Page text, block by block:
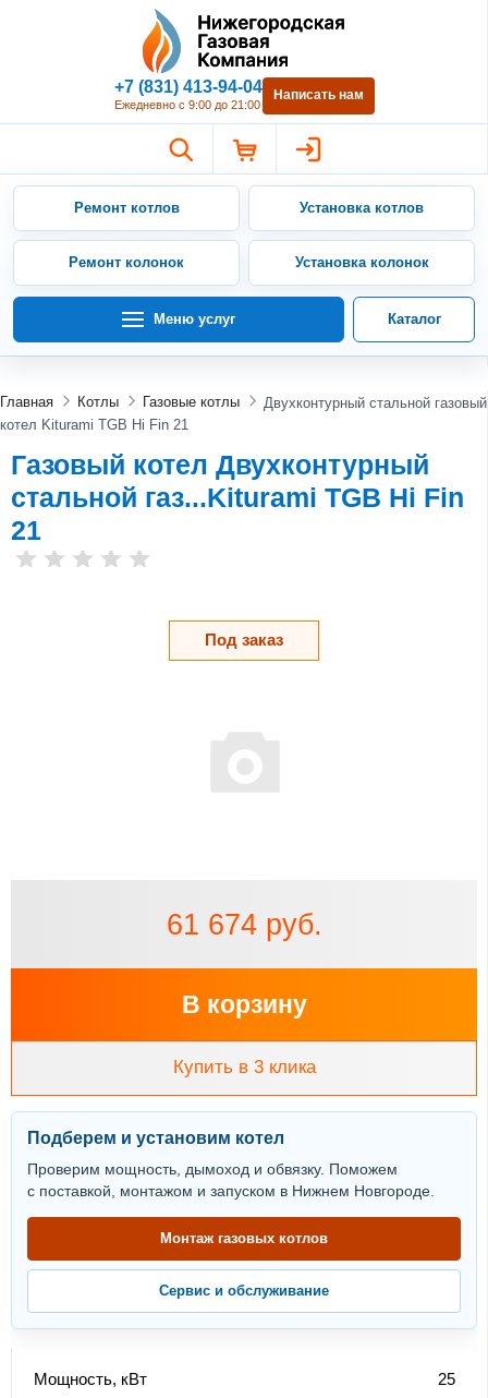
Нижегородская Газовая
+7 (831) 413-94-04
Ежедневно с 9:00 до 21:00
Написать нам
Ремонт котлов Установка котлов
Ремонт колонок Установка колонок
Меню услуг Каталог
Главная Котлы Газовые котлы
Двухконтурный стальной газовый
котел Kiturami TGB Hi Fin 21
Газовый котел Двухконтурный
стальной газ...Kiturami TGB Hi Fin
21
Под заказ
61 674 руб.
В корзину
Купить в 3 клика
Подберем и установим котел
Проверим мощность, дымоход и обвязку. Поможем
с поставкой, монтажом и запуском в Нижнем Новгороде.
Монтаж газовых котлов
Сервис и обслуживание
Мощность, кВт
25